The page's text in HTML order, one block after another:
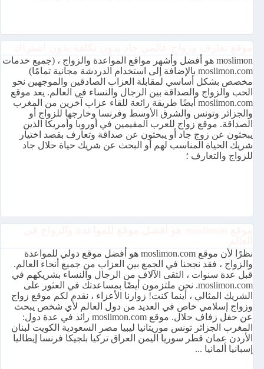
moslimon هو أفضل وأشهر مواقع المواعدة والزواج ، (جميع خدمات
moslimon.com بالإضافة إلى استخدام الدردشة مجانية تمامًا)
مخصص بشكل أساسي لمقابلة العزاب الصادقين والموجهين نحو
الحب والزواج والصداقة بين الرجال والنساء في العالم. يعد موقع
moslimon.com أيضًا طريقة رائعة للقاء عزاب آخرين من المغرب
والجزائر وتونس والشرق الأوسط وفرنسا وخارجها للزواج أو
الصداقة. موقع زواج للعرب المقيمين في أوروبا وأمريكا الذين
يبحثون عن زوج جاد أو يبحثون عن صداقة وتعارف بقصد اختيار
شريك الحياة المناسب لهم أو البحث عن شريك حياة حلال جاد
للزواج والتعارف ؛
نظرًا لأن موقع moslimon.com هو أفضل موقع دولي للمواعدة
والزواج ، فقد نجحنا في الجمع بين العزاب من جميع أنحاء العالم.
قبل عدة سنوات ، التقى الآلاف من الرجال والنساء بشريكهم في
moslimon.com. نحن ملتزمون أيضًا بمساعدتك في العثور على
الشريك المثالي ، أينما كنت! زوارنا الأعزاء ، نقدم لكم موقع زواج
وزواج إسلامي خاص في العديد من دول العالم لأي شخص يبحث
عن حفل زفاف حلال. موقع moslimon.com رائد في عدة دول:
المغرب الجزائر تونس موريتانيا ليبيا مصر السعودية الكويت لبنان
الأردن عمان قطر سوريا اليمن العراق تركيا بلجيكا فرنسا إيطاليا
إسبانيا ألمانيا ...